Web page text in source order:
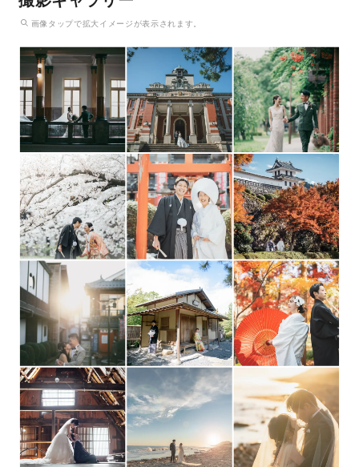
画像 タップで拡大イメージが表示されます。